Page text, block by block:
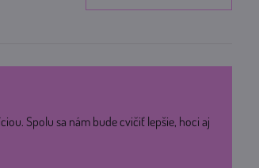
Spolu sa nám bude cvičiť lepšie, hoci aj